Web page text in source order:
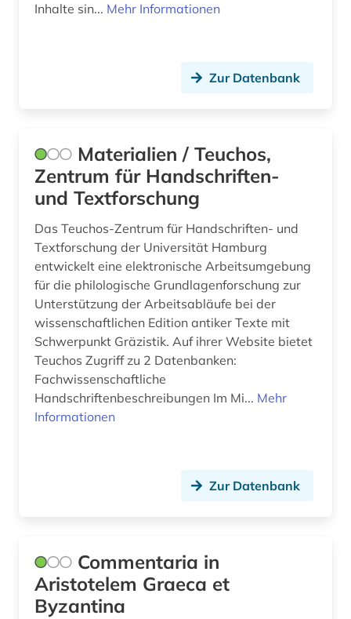
Inhalte sin... Mehr Informationen
Zur Datenbank
Materialien / Teuchos,
Zentrum für Handschriften-
und Textforschung
Das Teuchos-Zentrum für Handschriften- und
Textforschung der Universität Hamburg
entwickelt eine elektronische Arbeitsumgebung
für die philologische Grundlagenforschung zur
Unterstützung der Arbeitsabläufe bei der
wissenschaftlichen Edition antiker Texte mit
Schwerpunkt Gräzistik. Auf ihrer Website bietet
Teuchos Zugriff zu 2 Datenbanken:
Fachwissenschaftliche
Handschriftenbeschreibungen Im Mi... Mehr
Informationen
Zur Datenbank
Commentaria in
Aristotelem Graeca et
Byzantina